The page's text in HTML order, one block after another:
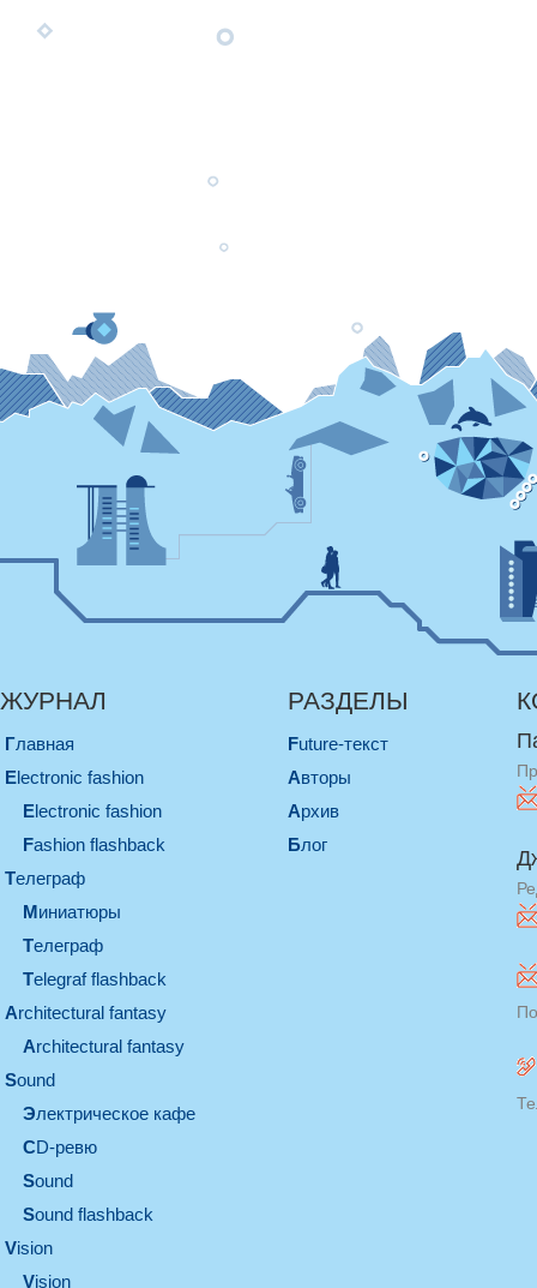
ЖУРНАЛ
Главная
electronic fashion
electronic fashion
Fashion flashback
телеграф
миниатюры
телеграф
Telegraf flashback
architectural fantasy
architectural fantasy
sound
электрическое кафе
CD-ревю
sound
Sound flashback
vision
vision
РАЗДЕЛЫ
Future-текст
Авторы
Архив
Блог